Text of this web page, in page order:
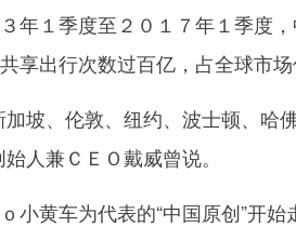
年１季度至２０１７年１季度
享出行次数过百亿，占全球市场
坡、伦敦、纽约、波士顿、哈
人兼ＣＥＯ戴威曾说。
黄车为代表的“中国原创”开始